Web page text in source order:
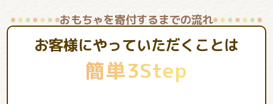
おもちゃを寄付するまでの流れ
お客様にやっていただくことは
簡単3Step